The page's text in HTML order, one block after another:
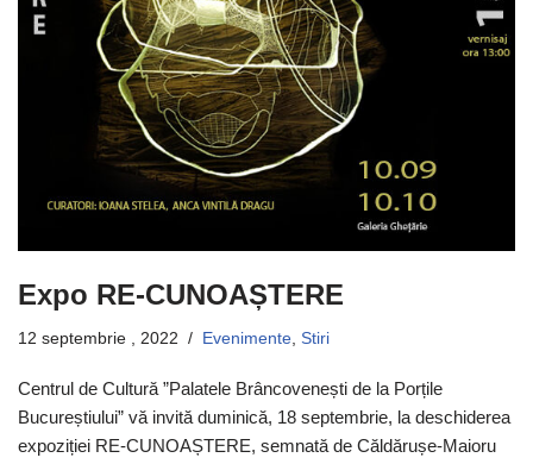
Expo RE-CUNOAȘTERE
12 septembrie , 2022 Evenimente, Stiri
Centrul de Cultură ”Palatele Brâncovenești de la Porțile
Bucureștiului” vă invită duminică, 18 septembrie, la deschiderea
expoziției RE-CUNOAȘTERE, semnată de Căldărușe-Maioru